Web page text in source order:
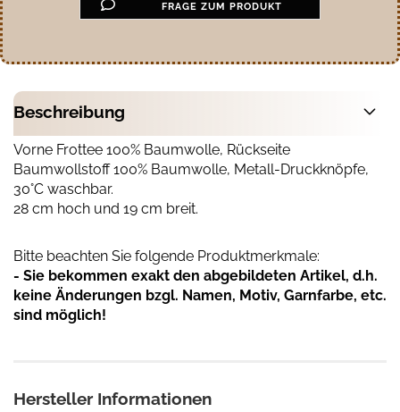
FRAGE ZUM PRODUKT
Beschreibung
Vorne Frottee 100% Baumwolle, Rückseite
Baumwollstoff 100% Baumwolle, Metall-Druckknöpfe,
30°C waschbar.
28 cm hoch und 19 cm breit.
Bitte beachten Sie folgende Produktmerkmale:
- Sie bekommen exakt den abgebildeten Artikel, d.h.
keine Änderungen bzgl. Namen, Motiv, Garnfarbe, etc.
sind möglich!
Hersteller Informationen